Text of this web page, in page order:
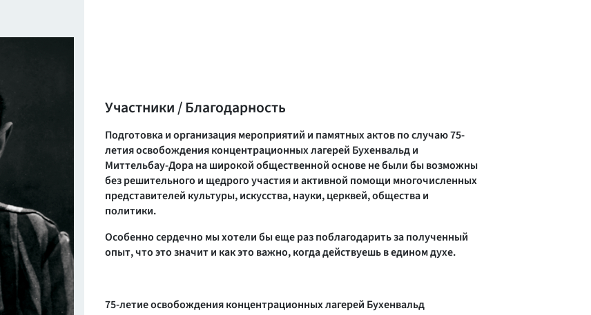
Участники / Благодарность
Подготовка и организация мероприятий и памятных актов по случаю 75-
летия освобождения концентрационных лагерей Бухенвальд и
Миттельбау-Дора на широкой общественной основе не были бы возможны
без решительного и щедрого участия и активной помощи многочисленных
представителей культуры, искусства, науки, церквей, общества и
политики.
Особенно сердечно мы хотели бы еще раз поблагодарить за полученный
опыт, что это значит и как это важно, когда действуешь в едином духе.
75-летие освобождения концентрационных лагерей Бухенвальд